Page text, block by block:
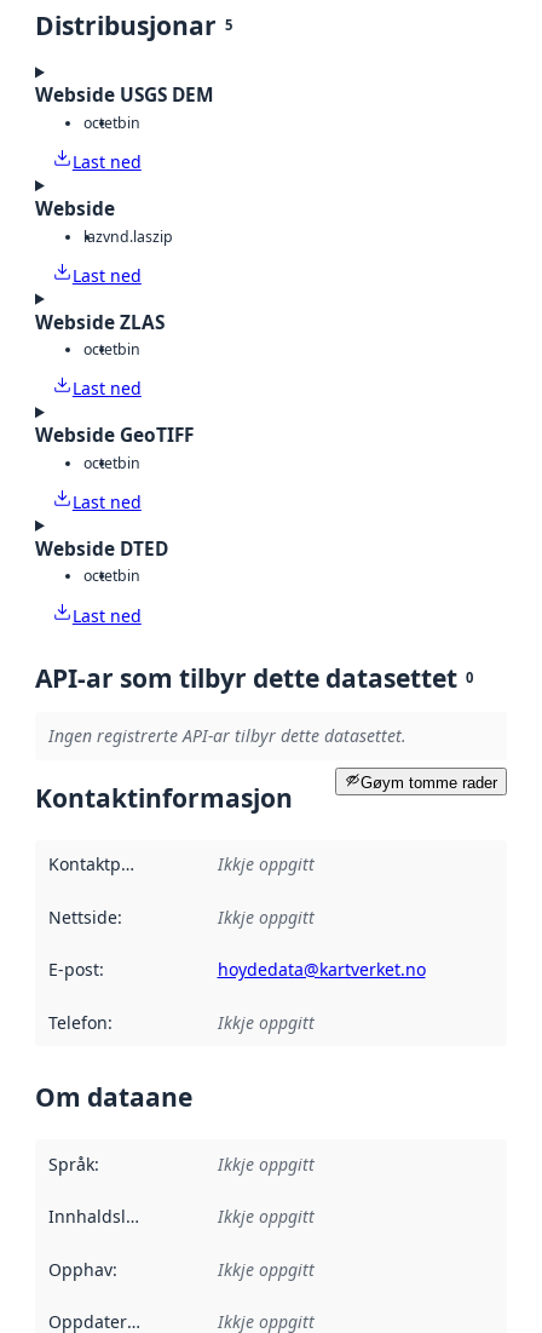
Distribusjonar 5
Webside USGS DEM
octetbin
Last ned
Webside
lazvnd.laszip
Last ned
Webside ZLAS
octetbin
Last ned
Webside GeoTIFF
octetbin
Last ned
Webside DTED
octetbin
Last ned
API-ar som tilbyr dette datasettet 0
Ingen registrerte API-ar tilbyr dette datasettet.
Gøym tomme rader
Kontaktinformasjon
Kontaktpunkt Ikkje oppgitt
Nettside: Ikkje oppgitt
E-post: hoydedata@kartverket.no
Telefon: Ikkje oppgitt
Om dataane
Språk: Ikkje oppgitt
Innhaldsleverandørar :
Ikkje oppgitt
Opphav: Ikkje oppgitt
Oppdateringsfrekvens :
Ikkje oppgitt